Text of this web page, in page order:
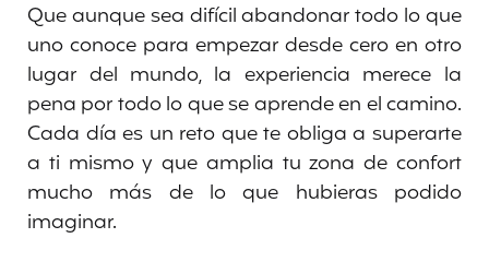
Que aunque sea difícil abandonar todo lo que
uno conoce para empezar desde cero en otro
lugar del mundo, la experiencia merece la
pena por todo lo que se aprende en el camino.
Cada día es un reto que te obliga a superarte
a ti mismo y que amplia tu zona de confort
mucho más de lo que hubieras podido
imaginar.